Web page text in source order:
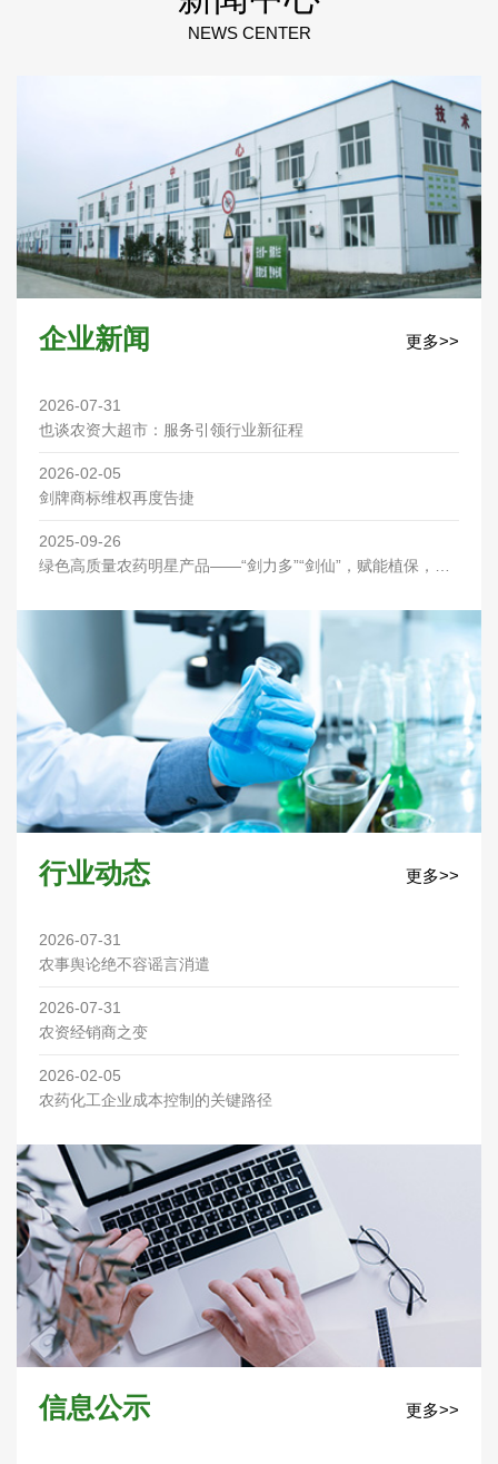
NEWS CENTER
企业新闻 更多>>
2026-07-31
也谈农资大超市：服务引领行业新征程
2026-02-05
剑牌商标维权再度告捷
2025-09-26
绿色高质量农药明星产品——“剑力多”“剑仙”，赋能植保，优
行业动态 更多>>
2026-07-31
农事舆论绝不容谣言消遣
2026-07-31
农资经销商之变
2026-02-05
农药化工企业成本控制的关键路径
信息公示 更多>>